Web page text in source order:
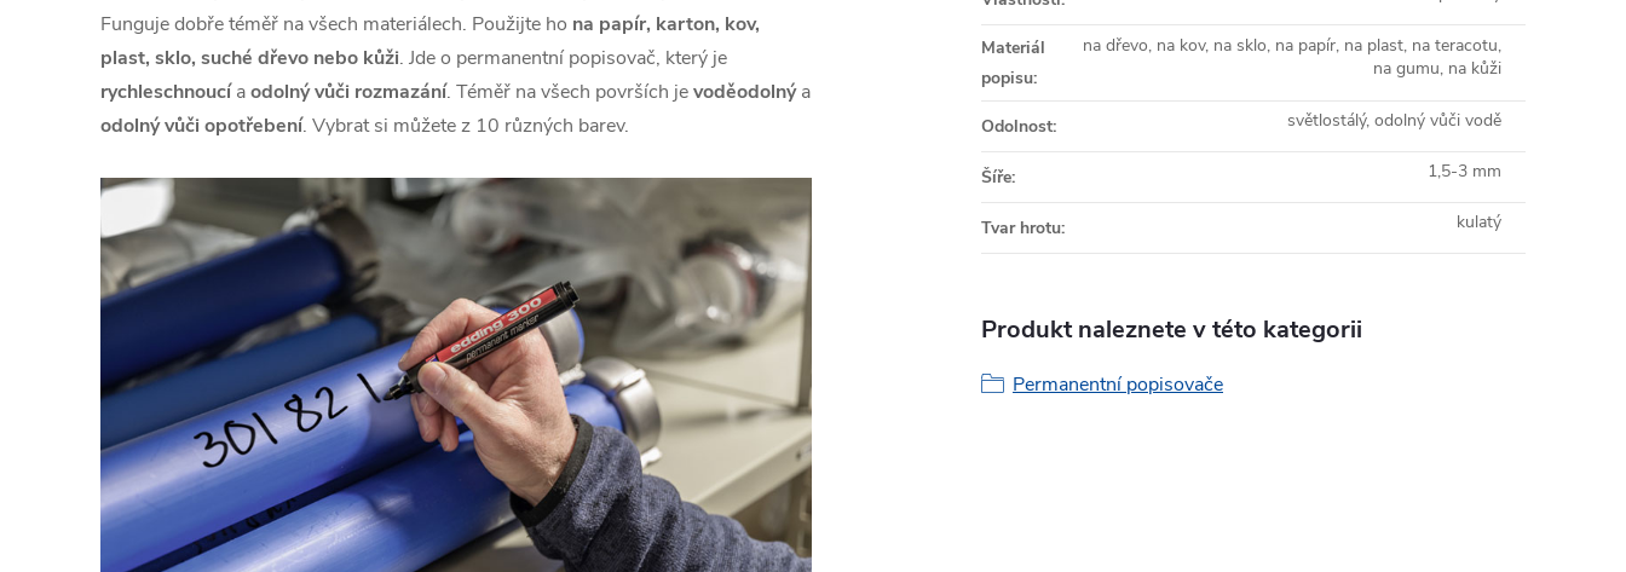
Funguje dobře téměř na všech materiálech. Použijte ho na papír, karton, kov,
plast, sklo, suché dřevo nebo kůži. Jde o permanentní popisovač, který je
rychleschnoucíaodolný vůči rozmazání. Téměř na všech površích jevoděodolnýa
odolný vůči opotřebení. Vybrat si můžete z 10 různých barev.
Materiál
popisu:
na dřevo, na kov, na sklo, na papír, na plast, na teracotu,
na gumu, na kůži
Odolnost: světlostálý, odolný vůči vodě
Šíře: 1,5-3 mm
Tvar hrotu: kulatý
Produkt naleznete v této kategorii
Permanentní popisovače